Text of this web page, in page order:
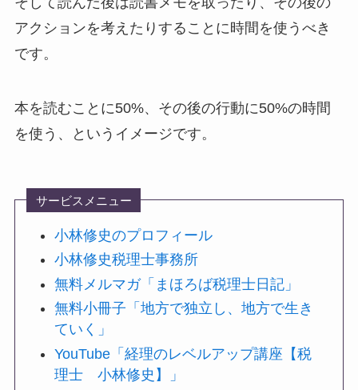
アクションを考えたりすることに時間を使うべき
です。
本を読むことに50%、その後の行動に50%の時間
を使う、というイメージです。
サービスメニュー
小林修史のプロフィール
小林修史税理士事務所
無料メルマガ「まほろば税理士日記」
無料小冊子「地方で独立し、地方で生き
ていく」
YouTube「経理のレベルアップ講座【税
理士 小林修史】」